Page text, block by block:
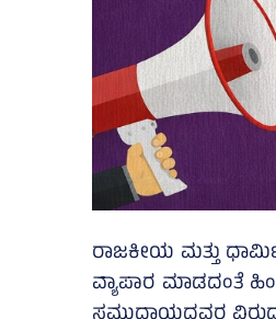
ರಾಜಕೀಯ ಮತ್ತು
ವ್ಯಾಪಾರ ಮಾಡದಂತೆ